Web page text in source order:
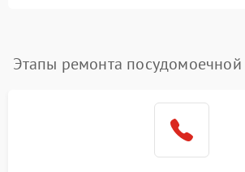
воды
1800 ₽
Этапы ремонта